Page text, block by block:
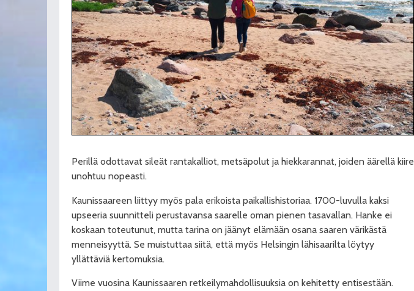
Perillä odottavat sileät rantakalliot, metsäpolut ja hiekkarannat, joiden äärellä kiire
unohtuu nopeasti.
Kaunissaareen liittyy myös pala erikoista paikallishistoriaa. 1700-luvulla kaksi
upseeria suunnitteli perustavansa saarelle oman pienen tasavallan. Hanke ei
koskaan toteutunut, mutta tarina on jäänyt elämään osana saaren värikästä
menneisyyttä. Se muistuttaa siitä, että myös Helsingin lähisaarilta löytyy
yllättäviä kertomuksia.
Viime vuosina Kaunissaaren retkeilymahdollisuuksia on kehitetty entisestään.